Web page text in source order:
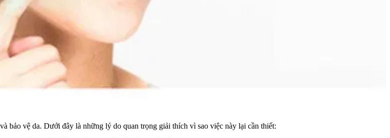
bảo vệ da. Dưới đây là những lý do quan trọng giải thích vì sao việc này lại cần thiết: